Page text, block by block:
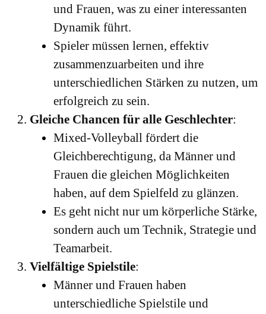
und Frauen, was zu einer interessanten
Dynamik führt.
Spieler müssen lernen, effektiv
zusammenzuarbeiten und ihre
unterschiedlichen Stärken zu nutzen, um
erfolgreich zu sein.
Gleiche Chancen für alle Geschlechter:
Mixed-Volleyball fördert die
Gleichberechtigung, da Männer und
Frauen die gleichen Möglichkeiten
haben, auf dem Spielfeld zu glänzen.
Es geht nicht nur um körperliche Stärke,
sondern auch um Technik, Strategie und
Teamarbeit.
Vielfältige Spielstile:
Männer und Frauen haben
unterschiedliche Spielstile und